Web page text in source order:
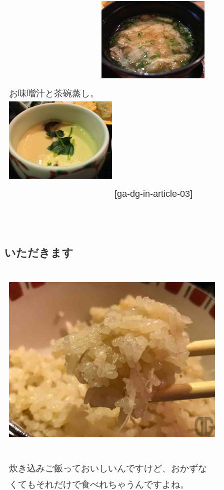
お味噌汁と茶碗蒸し。
[ga-dg-in-article-03]
いただきます
炊き込みご飯っておいしいんですけど、おかずな
くてもそれだけで食べれちゃうんですよね。